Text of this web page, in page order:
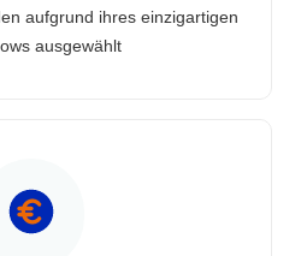
aufgrund ihres einzigartigen
ausgewählt